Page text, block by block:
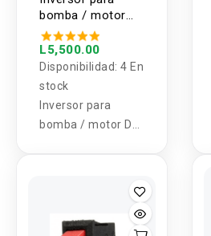
bomba / motor
DC-AC DELIXI
2.2KW-4KW
L5,500.00
Disponibilidad: 4 En
stock
Inversor para
bomba / motor DC-